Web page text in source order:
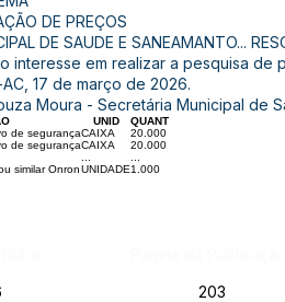
DE PREÇOS
DE SAUDE E SANEAMANTO...
o interesse em realizar a pesquisa
17 de março de 2026.
Moura - Secretária Municipal de
UNID
QUANT
de segurançaCAIXA
20.000
de segurançaCAIXA
20.000
similar OnronUNIDADE1.000
203